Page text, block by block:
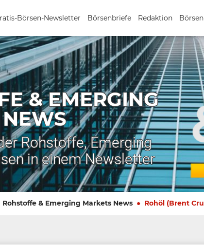
Börsen-Newsletter Börsenbriefe Redaktion
& EMERGING
Rohstoffe, Emerging
in einem Newsletter
Rohstoffe & Emerging Markets News Rohöl (Brent